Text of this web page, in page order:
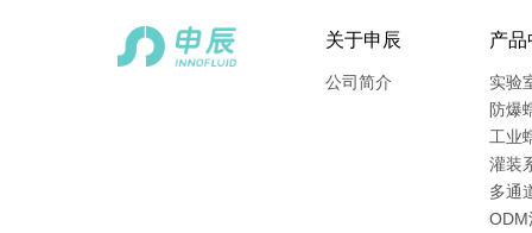
关于申辰
公司简介
产品
实验
防爆
工业
灌装
多通
ODM